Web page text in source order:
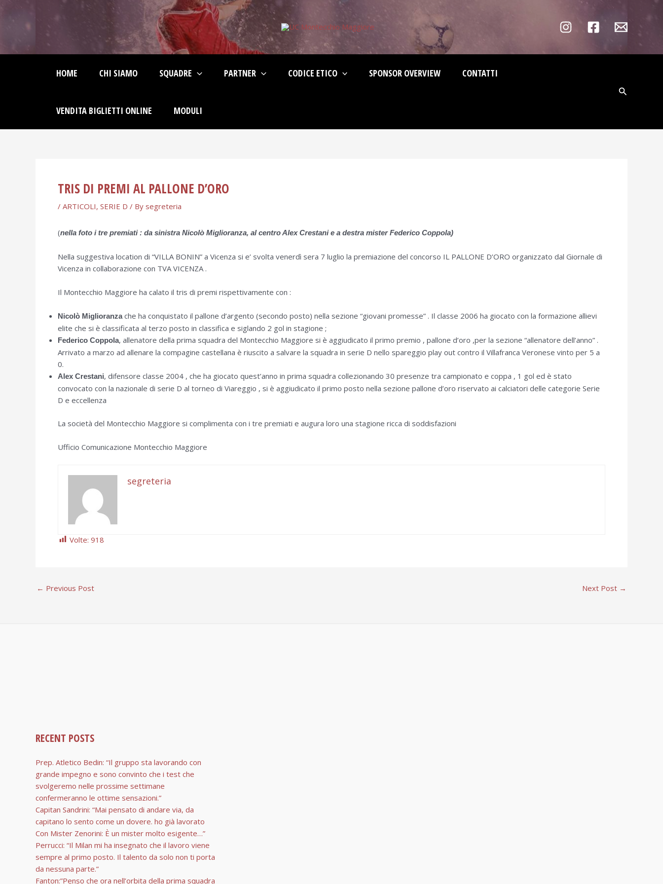
HOME CHI SIAMO SQUADRE PARTNER CODICE ETICO SPONSOR OVERVIEW CONTATTI
VENDITA BIGLIETTI ONLINE MODULI
TRIS DI PREMI AL PALLONE D’ORO
/ ARTICOLI, SERIE D / By segreteria
(nella foto i tre premiati : da sinistra Nicolò Miglioranza, al centro Alex Crestani e a destra mister Federico Coppola)
Nella suggestiva location di “VILLA BONIN” a Vicenza si e’ svolta venerdì sera 7 luglio la premiazione del concorso IL PALLONE D’ORO organizzato dal Giornale di
Vicenza in collaborazione con TVA VICENZA .
Il Montecchio Maggiore ha calato il tris di premi rispettivamente con :
Nicolò Miglioranzache ha conquistato il pallone d’argento (secondo posto) nella sezione “giovani promesse” . Il classe 2006 ha giocato con la formazione allievi
elite che si è classificata al terzo posto in classifica e siglando 2 gol in stagione ;
Federico Coppola, allenatore della prima squadra del Montecchio Maggiore si è aggiudicato il primo premio , pallone d’oro ,per la sezione “allenatore dell’anno” .
Arrivato a marzo ad allenare la compagine castellana è riuscito a salvare la squadra in serie D nello spareggio play out contro il Villafranca Veronese vinto per 5 a
0.
Alex Crestani, difensore classe 2004 , che ha giocato quest’anno in prima squadra collezionando 30 presenze tra campionato e coppa , 1 gol ed è stato
convocato con la nazionale di serie D al torneo di Viareggio , si è aggiudicato il primo posto nella sezione pallone d’oro riservato ai calciatori delle categorie Serie
D e eccellenza
La società del Montecchio Maggiore si complimenta con i tre premiati e augura loro una stagione ricca di soddisfazioni
Ufficio Comunicazione Montecchio Maggiore
segreteria
Volte: 918
← Previous Post Next Post →
RECENT POSTS
Prep. Atletico Bedin: “Il gruppo sta lavorando con
grande impegno e sono convinto che i test che
svolgeremo nelle prossime settimane
confermeranno le ottime sensazioni.”
Capitan Sandrini: “Mai pensato di andare via, da
capitano lo sento come un dovere. ho già lavorato
Con Mister Zenorini: È un mister molto esigente…”
Perrucci: “Il Milan mi ha insegnato che il lavoro viene
sempre al primo posto. Il talento da solo non ti porta
da nessuna parte.”
Fanton:”Penso che ora nell’orbita della prima squadra